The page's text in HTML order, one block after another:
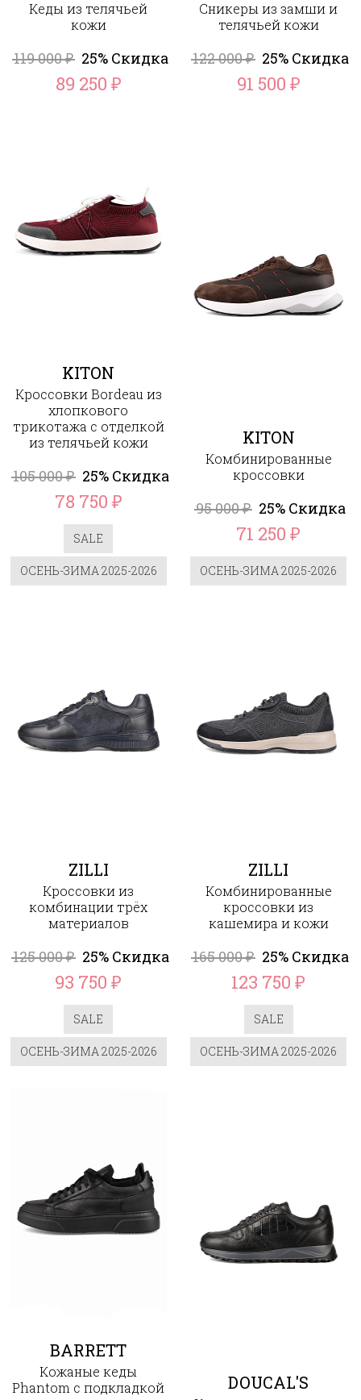
Кеды из телячьей
кожи
119 000₽ 25% Скидка
89 250 ₽
Сникеры из замши и
телячьей кожи
122 000₽ 25% Скидка
91 500 ₽
KITON
Кроссовки Bordeau из
хлопкового
трикотажа с отделкой
из телячьей кожи
105 000₽ 25% Скидка
78 750 ₽
SALE
ОСЕНЬ-ЗИМА 2025-2026
KITON
Комбинированные
кроссовки
95 000₽ 25% Скидка
71 250₽
ОСЕНЬ-ЗИМА 2025-2026
ZILLI
Кроссовки из
комбинации трёх
материалов
125 000₽ 25% Скидка
93 750₽
SALE
ОСЕНЬ-ЗИМА 2025-2026
ZILLI
Комбинированные
кроссовки из
кашемира и кожи
165 000₽ 25% Скидка
123 750₽
SALE
ОСЕНЬ-ЗИМА 2025-2026
BARRETT
Кожаные кеды
Phantom с подкладкой
DOUCAL'S